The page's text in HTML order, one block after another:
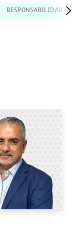
RESPONSABILIDAD